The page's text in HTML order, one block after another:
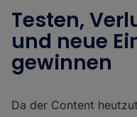
Testen,
und neue
gewinnen
Da der Content